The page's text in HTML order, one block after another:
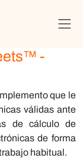
-
que le
válidas ante
de cálculo de
de forma
habitual.